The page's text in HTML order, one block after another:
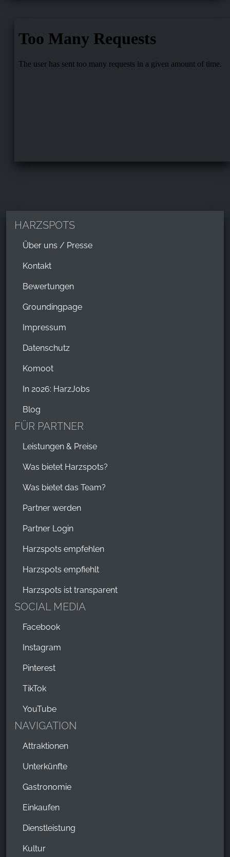
HARZSPOTS
Über uns / Presse
Kontakt
Bewertungen
Groundingpage
Impressum
Datenschutz
Komoot
In 2026: HarzJobs
Blog
FÜR PARTNER
Leistungen & Preise
Was bietet Harzspots?
Was bietet das Team?
Partner werden
Partner Login
Harzspots empfehlen
Harzspots empfiehlt
Harzspots ist transparent
SOCIAL MEDIA
Facebook
Instagram
Pinterest
TikTok
YouTube
NAVIGATION
Attraktionen
Unterkünfte
Gastronomie
Einkaufen
Dienstleistung
Kultur